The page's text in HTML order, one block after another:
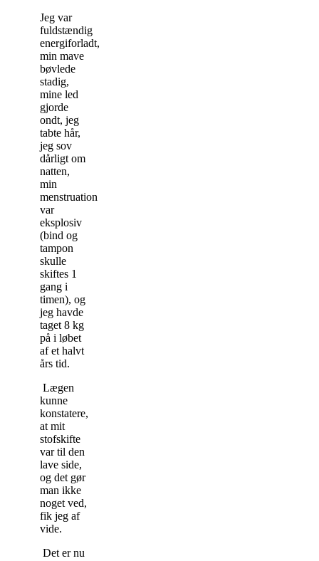
Jeg var
fuldstændig
energiforladt,
min mave
bøvlede
stadig,
mine led
gjorde
ondt, jeg
tabte hår,
jeg sov
dårligt om
natten,
min
menstruation
var
eksplosiv
(bind og
tampon
skulle
skiftes 1
gang i
timen), og
jeg havde
taget 8 kg
på i løbet
af et halvt
års tid.
Lægen
kunne
konstatere,
at mit
stofskifte
var til den
lave side,
og det gør
man ikke
noget ved,
fik jeg af
vide.
Det er nu